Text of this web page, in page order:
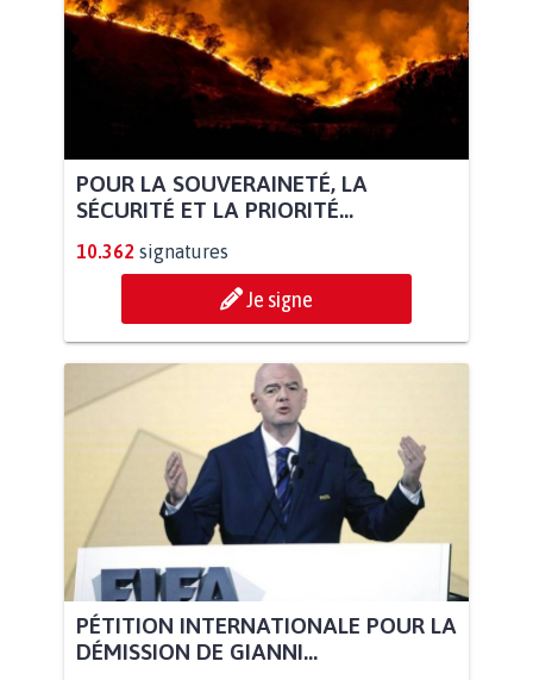
POUR LA SOUVERAINETÉ, LA
SÉCURITÉ ET LA PRIORITÉ...
10.362 signatures
Je signe
PÉTITION INTERNATIONALE POUR LA
DÉMISSION DE GIANNI...